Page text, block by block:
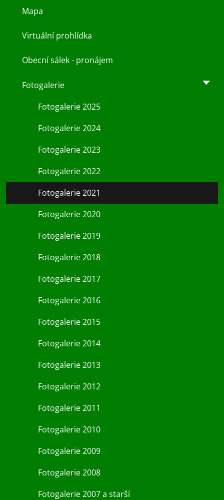
Mapa
Virtuální prohlídka
Obecní sálek - pronájem
Fotogalerie
Fotogalerie 2025
Fotogalerie 2024
Fotogalerie 2023
Fotogalerie 2022
Fotogalerie 2021
Fotogalerie 2020
Fotogalerie 2019
Fotogalerie 2018
Fotogalerie 2017
Fotogalerie 2016
Fotogalerie 2015
Fotogalerie 2014
Fotogalerie 2013
Fotogalerie 2012
Fotogalerie 2011
Fotogalerie 2010
Fotogalerie 2009
Fotogalerie 2008
Fotogalerie 2007 a starší